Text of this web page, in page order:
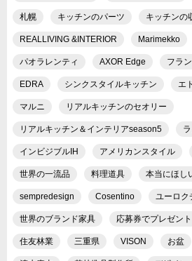
札幌 キッチンのパーツ キッチンの
REALLIVING &INTERIOR Marimekko
パオラレンティ AXOR Edge フラ
EDRA シンクスタイルキッチン エ
マルニ リアルキッチンのセオリー
リアルキッチン＆インテリアseason5
インビジブルIH アメリカンスタイル
世界の一流品 料理道具 本当にほし
sempredesign Cosentino ユーロ
世界のブランド家具 応募券でプレゼント
住友林業 三重県 VISON お盆